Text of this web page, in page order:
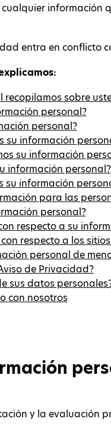
información
entra en conflicto
sobre
personal?
personal?
su información
su información
información personal?
su información
para las
personal?
respecto a su
respecto a los
personal de
de Privacidad?
sus datos
con nosotros
y la evaluación